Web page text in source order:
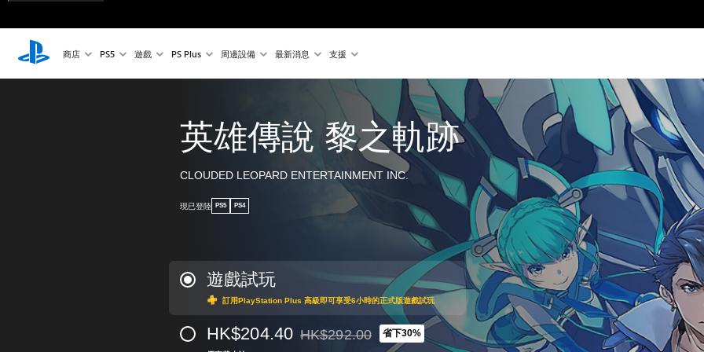
商店 PS5 遊戲 PS Plus 周邊設備 最新消息 支援
英雄傳說 黎之軌跡
CLOUDED LEOPARD ENTERTAINMENT INC.
現已登陸 PS5 PS4
遊戲試玩
訂用PlayStation Plus 高級即可享受6小時的正式版遊戲試玩
HK$204.40 折扣前原價為HK$292.00
HK$292.00 省下30%